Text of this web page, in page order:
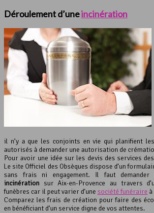
Déroulement d’uneincinération
il n’y a que les conjoints en vie qui planifient
autorisés à demander une autorisation de
Pour avoir une idée sur les devis des services
Le site Officiel des Obsèques dispose d’un
sans frais ni engagement. Il faut demander
incinération sur Aix-en-Provence au travers
funèbres car il peut varier d’une société funéraire
Comparez les frais de création pour faire des
en bénéficiant d’un service digne de vos attentes.